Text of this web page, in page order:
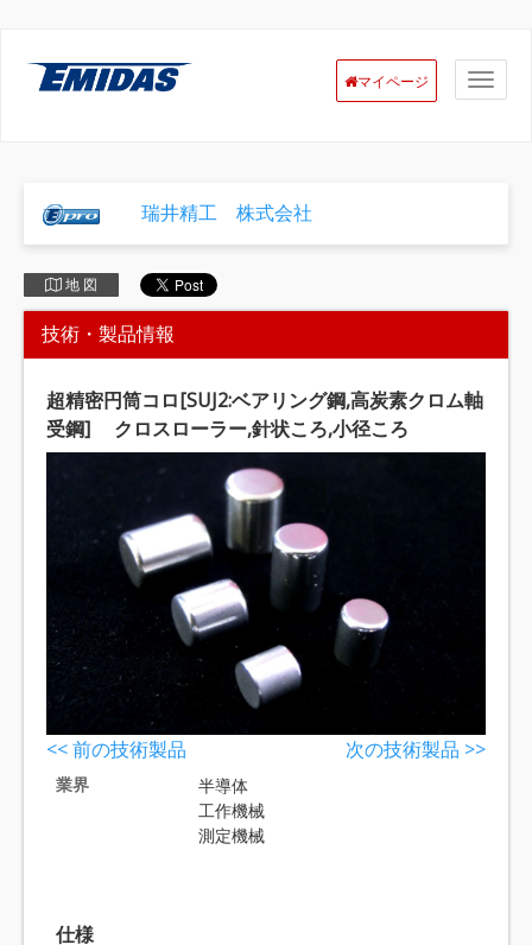
マイページ
瑞井精工 株式会社
地 図
技術・製品情報
超精密円筒コロ[SUJ2:ベアリング鋼,高炭素クロム軸
受鋼] クロスローラー,針状ころ,小径ころ
<< 前の技術製品 次の技術製品 >>
業界
半導体
工作機械
測定機械
仕様